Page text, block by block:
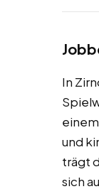
In
und
trägt
sich